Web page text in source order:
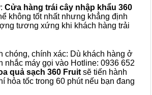
Cửa hàng trái cây nhập khẩu 360
không tốt nhất nhưng khẳng định
tương xứng khi khách hàng trải
chóng, chính xác: Dù khách hàng ở
nhắc máy gọi vào Hotline: 0936 652
quả sạch 360 Fruit sẽ tiến hành
hỏa tốc trong 60 phút nếu bạn đang